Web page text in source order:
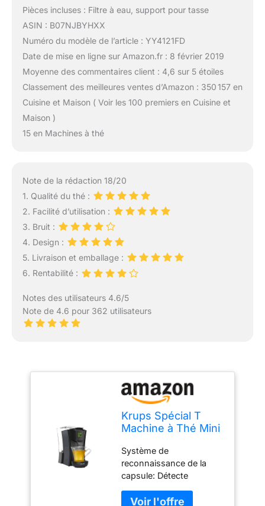
Pièces incluses : Filtre à eau, support pour tasse
ASIN : B07NJBYHXX
Numéro du modèle de l’article : YY4121FD
Date de mise en ligne sur Amazon.fr : 8 février 2019
Moyenne des commentaires client : 4,6 sur 5 étoiles
Classement des meilleures ventes d’Amazon : 350 157 en
Cuisine et Maison ( Voir les 100 premiers en Cuisine et
Maison )
15 en Machines à thé
Note de la rédaction 18/20
1. Qualité du thé :
2. Facilité d’utilisation :
3. Bruit :
4. Design :
5. Livraison et emballage :
6. Rentabilité :
Notes des utilisateurs 4.6/5
Note de 4.6 pour 362 utilisateurs
Krups Spécial T
Machine à Thé Mini
Electrique à
Capsules Noir
YY4121FD
Système de
reconnaissance de la
capsule: Détecte
chaque capsule de thé